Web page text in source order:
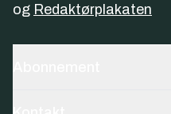
og Redaktørplakaten